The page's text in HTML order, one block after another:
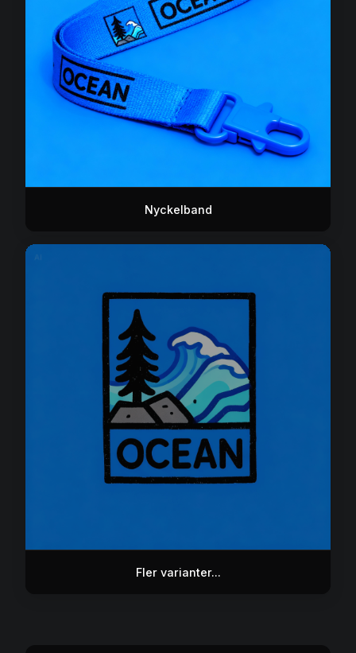
Nyckelband
Fler varianter...